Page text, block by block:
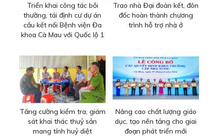
Triển khai công tác bồi
thường, tái định cư dự án
cầu kết nối Bệnh viện Đa
khoa Cà Mau với Quốc lộ 1
Trao nhà Đại đoàn kết, đôn
đốc hoàn thành chương
trình hỗ trợ nhà ở
Tăng cường kiểm tra, giám
sát khai thác thuỷ sản
mang tính huỷ diệt
Nâng cao chất lượng giáo
dục, tạo nền tảng cho giai
đoạn phát triển mới